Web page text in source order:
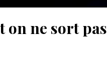
on ne sort pas